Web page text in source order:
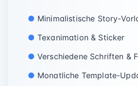
Minimalistische Story-
Texanimation & Sticker
Verschiedene Schriften &
Monatliche Template-